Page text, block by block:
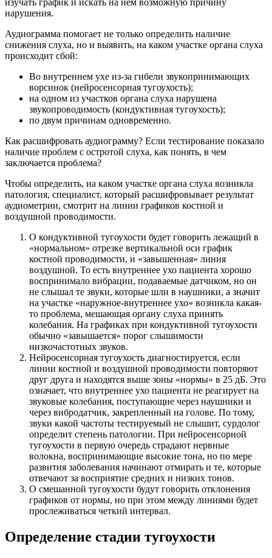
нарушения.
Аудиограмма помогает не только определить наличие
снижения слуха, но и выявить, на каком участке органа слуха
происходит сбой:
Во внутреннем ухе из-за гибели звукопринимающих
ворсинок (нейросенсорная тугоухость);
на одном из участков органа слуха нарушена
звукопроводимость (кондуктивная тугоухость);
по двум причинам одновременно.
Как расшифровать аудиограмму? Если тестирование показало
наличие проблем с остротой слуха, как понять, в чем
заключается проблема?
Чтобы определить, на каком участке органа слуха возникла
патология, специалист, который расшифровывает результат
аудиометрии, смотрит на линии графиков костной и
воздушной проводимости.
О кондуктивной тугоухости будет говорить лежащий в
«нормальном» отрезке вертикальной оси график
костной проводимости, и «завышенная» линия
воздушной. То есть внутреннее ухо пациента хорошо
воспринимало вибрации, подаваемые датчиком, но он
не слышал те звуки, которые шли в наушники, а значит
на участке «наружное-внутреннее ухо» возникла какая-
то проблема, мешающая органу слуха принять
колебания. На графиках при кондуктивной тугоухости
обычно «завышается» порог слышимости
низкочастотных звуков.
Нейросенсорная тугоухость диагностируется, если
линии костной и воздушной проводимости повторяют
друг друга и находятся выше зоны «нормы» в 25 дБ. Это
означает, что внутреннее ухо пациента не реагирует на
звуковые колебания, поступающие через наушники и
через вибродатчик, закрепленный на голове. По тому,
звуки какой частоты тестируемый не слышит, сурдолог
определит степень патологии. При нейросенсорной
тугоухости в первую очередь страдают нервные
волокна, воспринимающие высокие тона, но по мере
развития заболевания начинают отмирать и те, которые
отвечают за восприятие средних и низких тонов.
О смешанной тугоухости будут говорить отклонения
графиков от нормы, но при этом между линиями будет
прослеживаться четкий интервал.
Определение стадии тугоухости